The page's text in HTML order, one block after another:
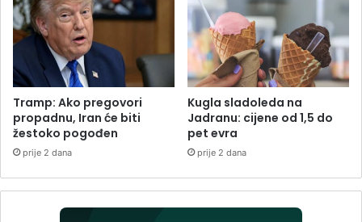
Tramp: Ako pregovori
propadnu, Iran će biti
žestoko pogođen
prije 2 dana
Kugla sladoleda na
Jadranu: cijene od 1,5 do
pet evra
prije 2 dana